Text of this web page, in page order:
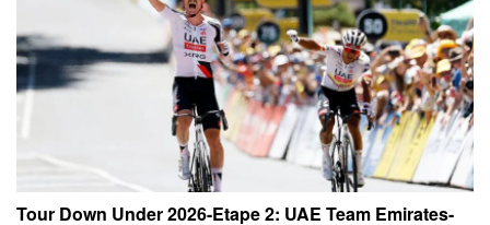
Tour Down Under 2026-Etape 2: UAE Team Emirates-